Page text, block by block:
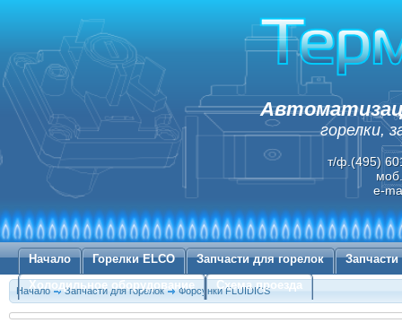
горелки,
т/ф.(495)
e-
Начало Горелки ELCO Запчасти для горелок
Холодильное оборудование
Схема проезда
Начало Запчасти для горелок Форсунки FLUIDICS